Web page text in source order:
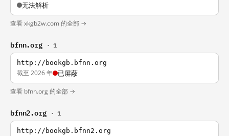
无法解析
查看 xkgb2w.com 的全部 →
bfnn.org · 1
http://bookgb.bfnn.org
截至 2026 年 已屏蔽
查看 bfnn.org 的全部 →
bfnn2.org · 1
http://bookgb.bfnn2.org